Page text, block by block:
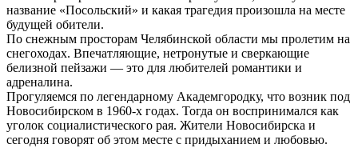
название «Посольский» и какая трагедия произошла на месте
будущей обители.
По снежным просторам Челябинской области мы пролетим на
снегоходах. Впечатляющие, нетронутые и сверкающие
белизной пейзажи — это для любителей романтики и
адреналина.
Прогуляемся по легендарному Академгородку, что возник под
Новосибирском в 1960-х годах. Тогда он воспринимался как
уголок социалистического рая. Жители Новосибирска и
сегодня говорят об этом месте с придыханием и любовью.